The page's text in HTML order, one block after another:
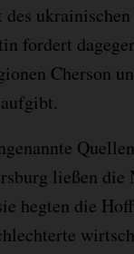
fordert
Cherson
ließen die
hegten die